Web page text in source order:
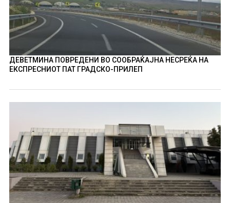
ДЕВЕТМИНА ПОВРЕДЕНИ ВО СООБРАЌАЈНА НЕСРЕЌА НА
ЕКСПРЕСНИОТ ПАТ ГРАДСКО-ПРИЛЕП